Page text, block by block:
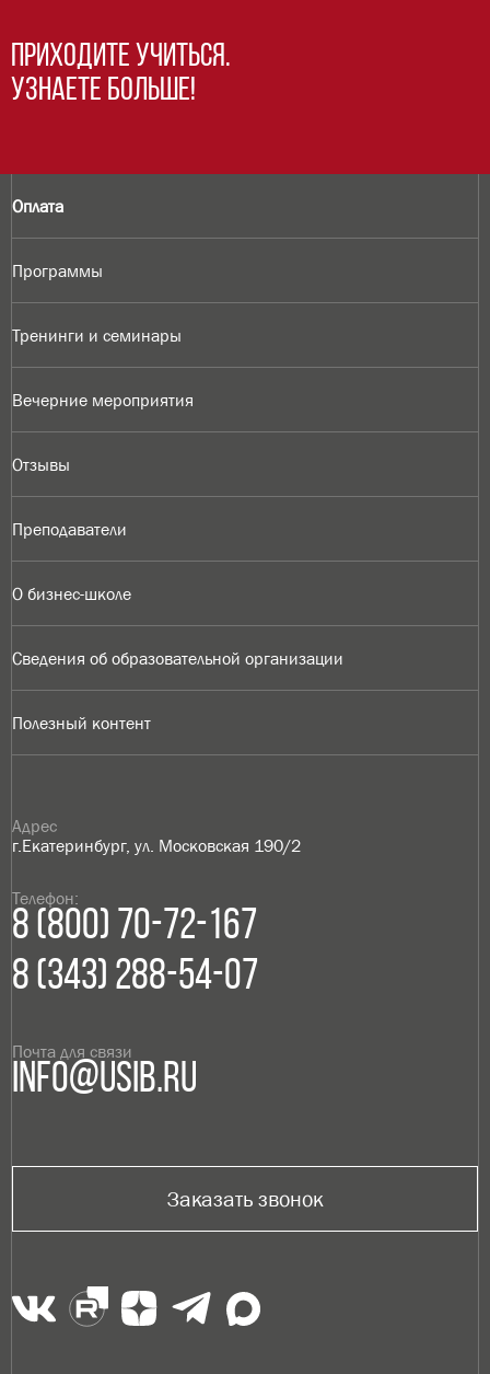
Приходите учиться.
Узнаете больше!
Оплата
Программы
Тренинги и семинары
Вечерние мероприятия
Отзывы
Преподаватели
О бизнес-школе
Сведения об образовательной организации
Полезный контент
Адрес
г.Екатеринбург, ул. Московская 190/2
Телефон:
8 (800) 70-72-167
8 (343) 288-54-07
Почта для связи
info@usib.ru
Заказать звонок